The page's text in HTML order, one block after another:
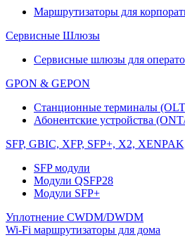
Маршрутизаторы для
Сервисные Шлюзы
Сервисные шлюзы для
GPON & GEPON
Станционные терминалы
Абонентские устройства
SFP, GBIC, XFP, SFP+, X2,
SFP модули
Модули QSFP28
Модули SFP+
Уплотнение CWDM/DWDM
Wi-Fi маршрутизаторы для дома